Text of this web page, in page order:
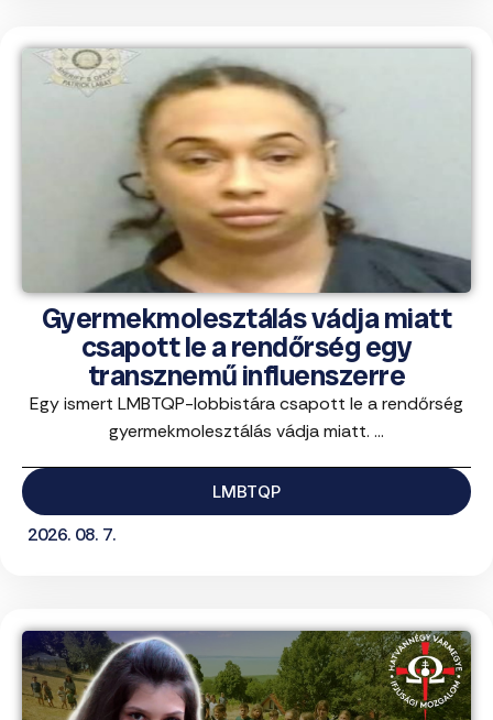
Gyermekmolesztálás vádja miatt
csapott le a rendőrség egy
transznemű influenszerre
Egy ismert LMBTQP-lobbistára csapott le a rendőrség
gyermekmolesztálás vádja miatt. ...
LMBTQP
2026. 08. 7.